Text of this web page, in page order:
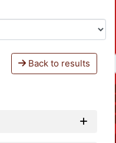
Back to results